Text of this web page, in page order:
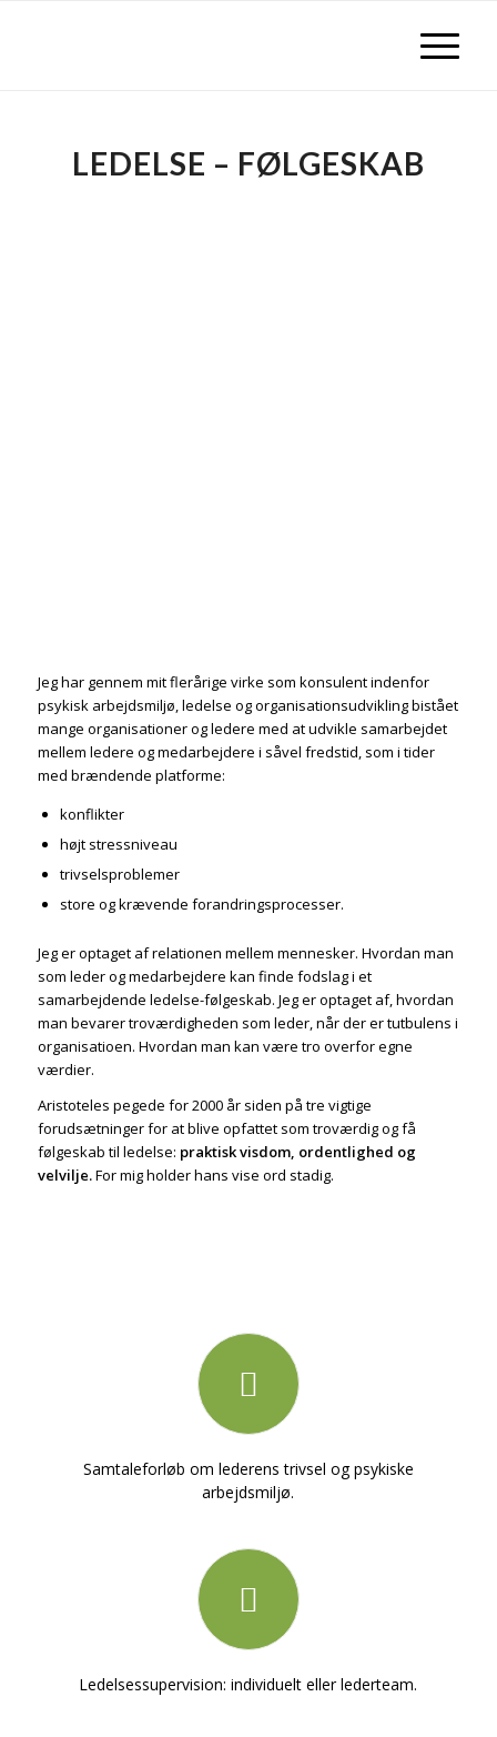
LEDELSE – FØLGESKAB
Jeg har gennem mit flerårige virke som konsulent indenfor
psykisk arbejdsmiljø, ledelse og organisationsudvikling bistået
mange organisationer og ledere med at udvikle samarbejdet
mellem ledere og medarbejdere i såvel fredstid, som i tider
med brændende platforme:
konflikter
højt stressniveau
trivselsproblemer
store og krævende forandringsprocesser.
Jeg er optaget af relationen mellem mennesker. Hvordan man
som leder og medarbejdere kan finde fodslag i et
samarbejdende ledelse-følgeskab. Jeg er optaget af, hvordan
man bevarer troværdigheden som leder, når der er tutbulens i
organisatioen. Hvordan man kan være tro overfor egne
værdier.
Aristoteles pegede for 2000 år siden på tre vigtige
forudsætninger for at blive opfattet som troværdig og få
følgeskab til ledelse: praktisk visdom, ordentlighed og
velvilje.For mig holder hans vise ord stadig.
Samtaleforløb om lederens trivsel og psykiske
arbejdsmiljø.
Ledelsessupervision: individuelt eller lederteam.